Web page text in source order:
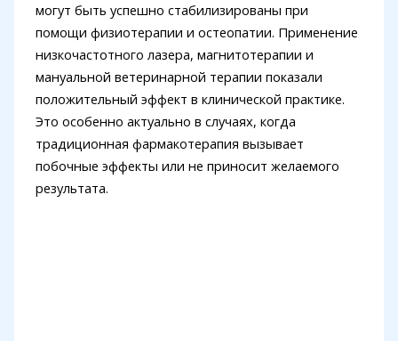
могут быть успешно стабилизированы при
помощи физиотерапии и остеопатии. Применение
низкочастотного лазера, магнитотерапии и
мануальной ветеринарной терапии показали
положительный эффект в клинической практике.
Это особенно актуально в случаях, когда
традиционная фармакотерапия вызывает
побочные эффекты или не приносит желаемого
результата.